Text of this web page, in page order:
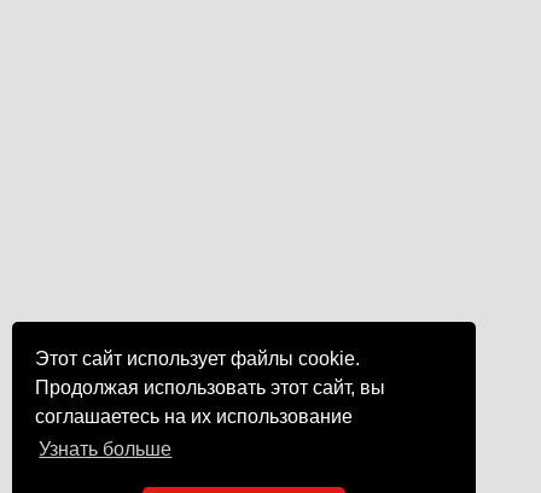
Этот сайт использует файлы cookie.
Продолжая использовать этот сайт, вы
соглашаетесь на их использование
Узнать больше